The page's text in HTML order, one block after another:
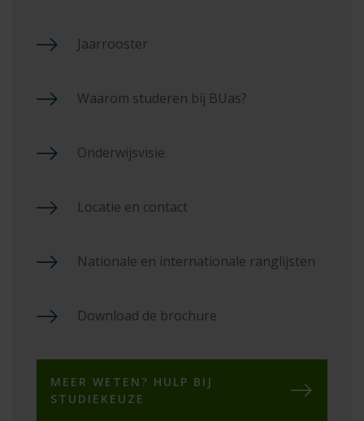
Jaarrooster
Waarom studeren bij BUas?
Onderwijsvisie
Locatie en contact
Nationale en internationale ranglijsten
Download de brochure
MEER WETEN? HULP BIJ
STUDIEKEUZE